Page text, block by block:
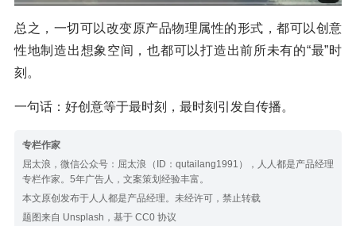
总之，一切可以改变原产品物理属性的形式，都可以创意
性地制造出想象空间，也都可以打造出前所未有的“最”时
刻。
一句话：好创意等于最时刻，最时刻引发自传播。
专栏作家
屈太浪，微信公众号：屈太浪（ID：qutailang1991），人人都是产品经理
专栏作家。5年广告人，文案策划经验丰富。
本文原创发布于人人都是产品经理。未经许可，禁止转载
题图来自 Unsplash，基于 CC0 协议